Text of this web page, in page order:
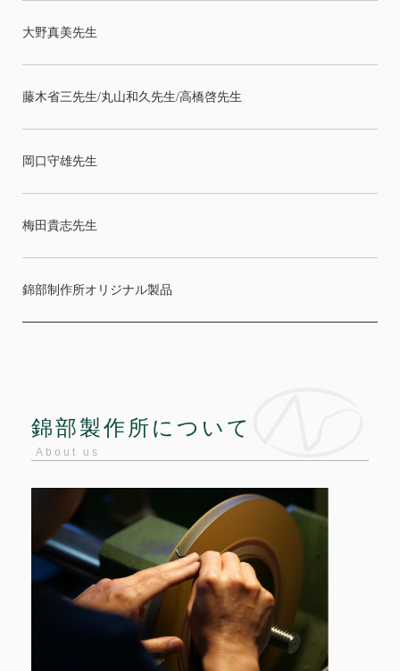
大野真美先生
藤木省三先生/丸山和久先生/高橋啓先生
岡口守雄先生
梅田貴志先生
錦部制作所オリジナル製品
錦部製作所について
About us